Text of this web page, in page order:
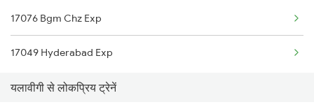
Yalavigi to Tumkur Trains
Yalavigi to Mysore Trains
Yalavigi to Hassan Trains
17076 Bgm Chz Exp
17049 Hyderabad Exp
यलावीगी से लोकप्रिय ट्रेनें